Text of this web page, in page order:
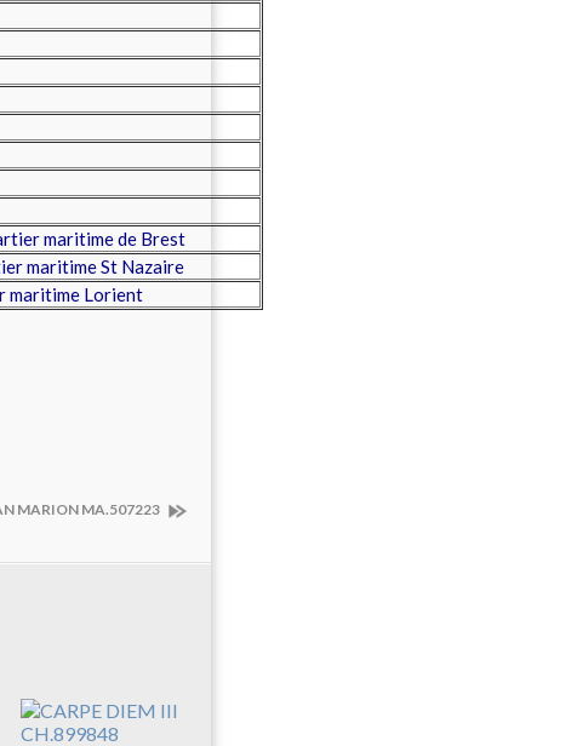
maritime de Brest
maritime St Nazaire
maritime Lorient
MARION MA.507223